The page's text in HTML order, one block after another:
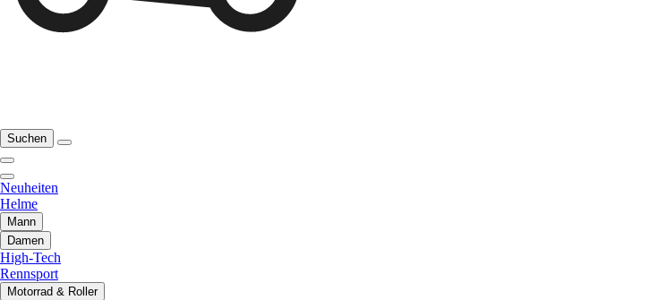
Suchen
Neuheiten
Helme
Mann
Damen
High-Tech
Rennsport
Motorrad & Roller